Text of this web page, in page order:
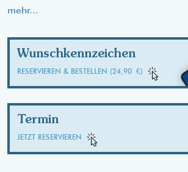
mehr...
Wunschkennzeichen
RESERVIEREN & BESTELLEN (24,90 €)
Termin
JETZT RESERVIEREN